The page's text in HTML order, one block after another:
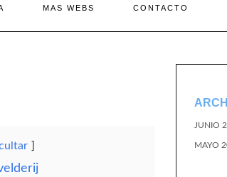
MAS WEBS CONTACTO
JUNIO
MAYO